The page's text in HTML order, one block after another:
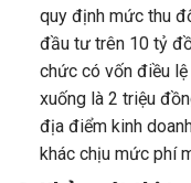
quy định mức thu
đầu tư trên 10 tỷ
chức có vốn điều
xuống là 2 triệu
địa điểm kinh
khác chịu mức phí